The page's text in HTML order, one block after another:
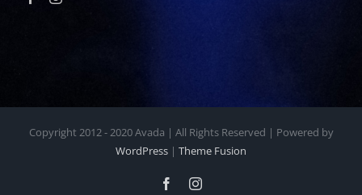
Copyright 2012 - 2020 Avada | All Rights Reserved | Powered by
WordPress | Theme Fusion
FacebookInstagram